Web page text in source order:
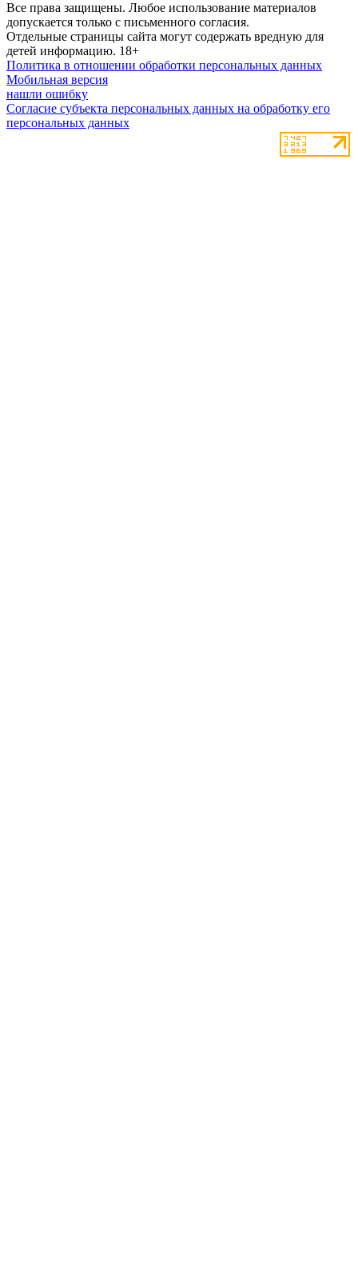
Все права защищены. Любое использование материалов
допускается только с письменного согласия.
Отдельные страницы сайта могут содержать вредную для
детей информацию. 18+
Политика в отношении обработки персональных данных
Мобильная версия
нашли ошибку
Согласие субъекта персональных данных на обработку его
персональных данных